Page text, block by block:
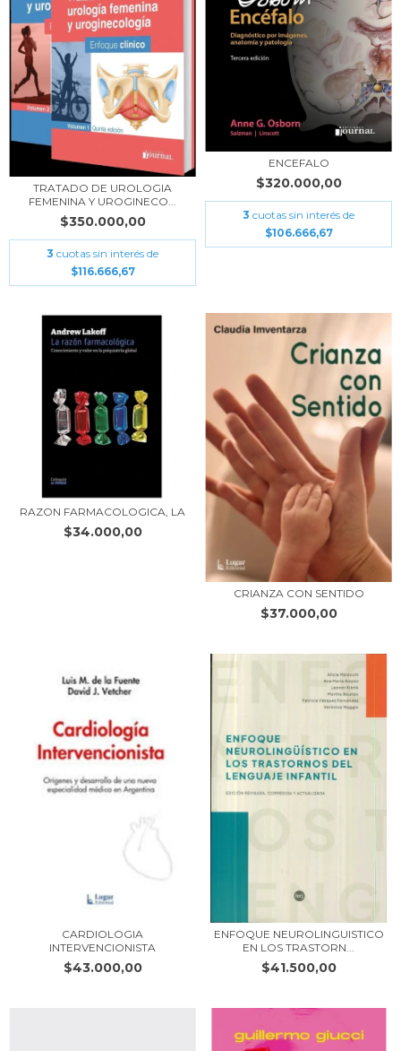
TRATADO DE UROLOGIA
FEMENINA Y UROGINECO...
$350.000,00
3 cuotas sin interés de
$116.666,67
ENCEFALO
$320.000,00
3 cuotas sin interés de
$106.666,67
RAZON FARMACOLOGICA, LA
$34.000,00
CRIANZA CON SENTIDO
$37.000,00
CARDIOLOGIA
INTERVENCIONISTA
$43.000,00
ENFOQUE NEUROLINGUISTICO
EN LOS TRASTORN...
$41.500,00